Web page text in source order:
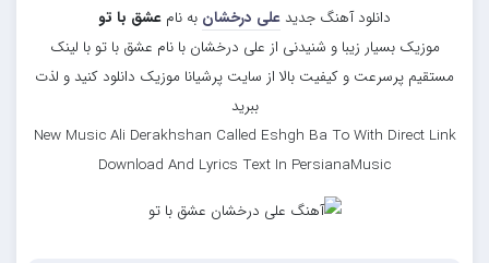
دانلود آهنگ جدید علی درخشان به نام عشق با تو
موزیک بسیار زیبا و شنیدنی از علی درخشان با نام عشق با تو با لینک
مستقیم پرسرعت و کیفیت بالا از سایت پرشیانا موزیک دانلود کنید و لذت
ببرید
New Music Ali Derakhshan Called Eshgh Ba To With Direct Link
Download And Lyrics Text In PersianaMusic